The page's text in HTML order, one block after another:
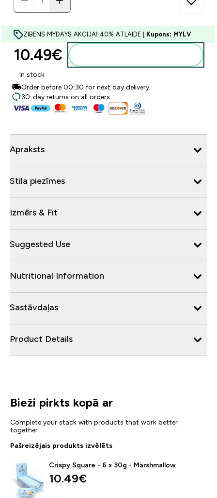
ZIBENS MYDAYS AKCIJA! 40% ATLAIDE | Kupons: MYLV
10.49€‎
In stock
Order before 00:30 for next day delivery
30-day returns on all orders
Apraksts
Stila piezīmes
Izmērs & Fit
Suggested Use
Nutritional Information
Sastāvdaļas
Product Details
Bieži pirkts kopā ar
Complete your stack with products that work better
together
Pašreizējais produkts izvēlēts
Crispy Square - 6 x 30g - Marshmallow
10.49€‎